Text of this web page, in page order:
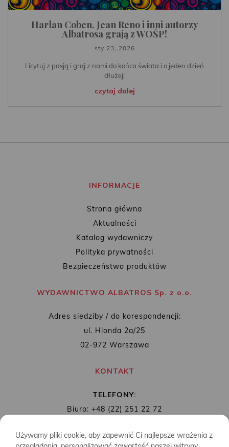
Harlan Coben, Jean Reno i inni autorzy
Albatrosa grają z WOŚP!
sty 23, 2026
Licytuj z pasją i graj z nami do końca świata i o jeden dzień
dłużej!
czytaj dalej
INFORMACJE
Strona główna
Aktualności
Katalog wydawniczy
Polityka prywatności
Bezpieczeństwo produktów
WYDAWNICTWO ALBATROS Sp. z o.o.
Adres siedziby / do korespondencji:
ul. Hlonda 2a/25
02-972 Warszawa
KONTAKT
TELEFONY:
Biuro: +48 (22) 251 22 72
MAIL: biuro@wydawnictwoalbatros.com
Używamy pliki cookie, aby zapewnić Ci najlepsze wrażenia z